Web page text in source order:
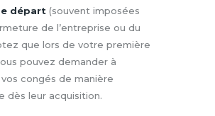
départ (souvent imposées
de l’entreprise ou du
que lors de votre première
pouvez demander à
congés de manière
dès leur acquisition.